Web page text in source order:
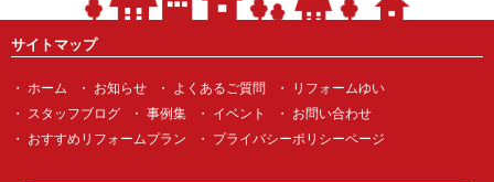
サイトマップ
ホーム お知らせ よくあるご質問
リフォームゆい
スタッフブログ
事例集 イベント
お問い合わせ
おすすめリフォームプラン
プライバシーポリシーページ